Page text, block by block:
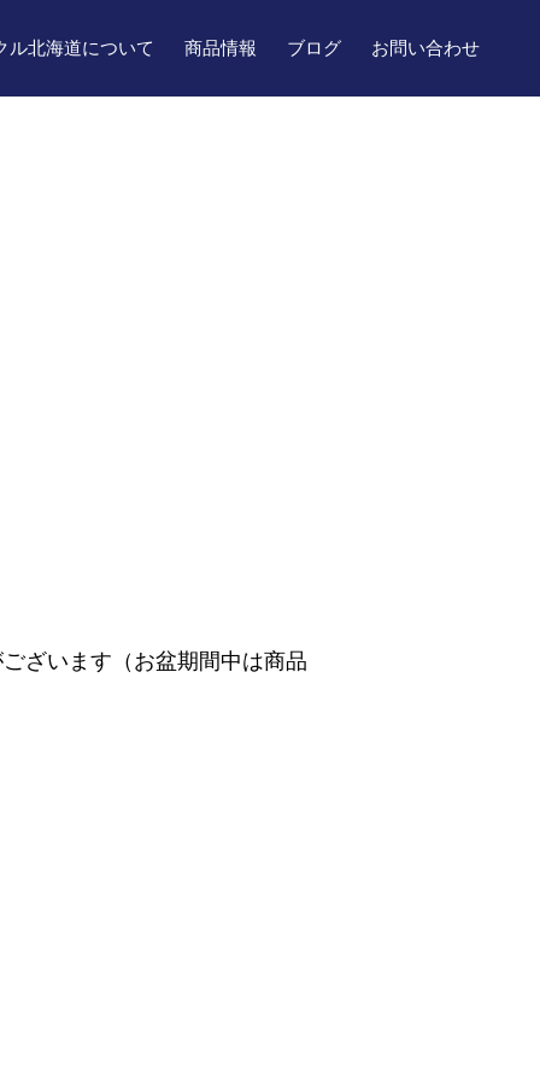
ル北海道について 商品情報 ブログ お問い合わせ
ざいます（お盆期間中は商品